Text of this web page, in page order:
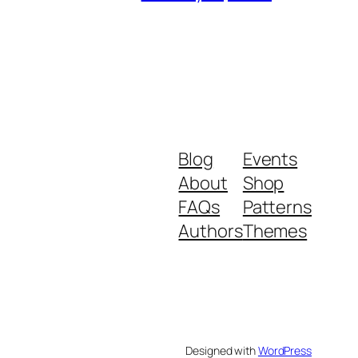
Blog
About
FAQs
Authors
Events
Shop
Patterns
Themes
Designed withWordPress